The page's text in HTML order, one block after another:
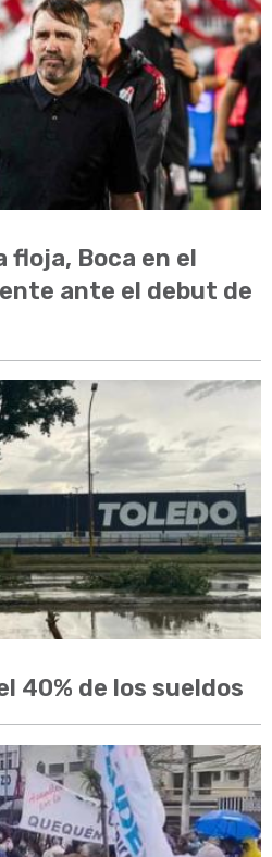
floja, Boca en el
ante el debut de
40% de los sueldos